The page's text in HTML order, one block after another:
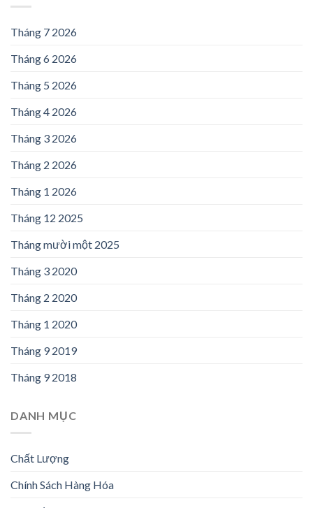
Tháng 7 2026
Tháng 6 2026
Tháng 5 2026
Tháng 4 2026
Tháng 3 2026
Tháng 2 2026
Tháng 1 2026
Tháng 12 2025
Tháng mười một 2025
Tháng 3 2020
Tháng 2 2020
Tháng 1 2020
Tháng 9 2019
Tháng 9 2018
DANH MỤC
Chất Lượng
Chính Sách Hàng Hóa